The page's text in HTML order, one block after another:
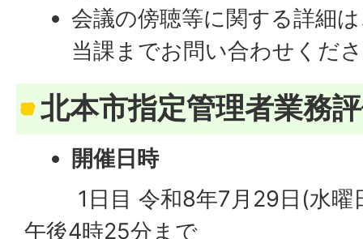
会議の傍聴等に関する詳細
当課までお問い合わせくだ
北本市指定管理者業務
開催日時
1日目 令和8年7月29日(水
午後4時25分まで